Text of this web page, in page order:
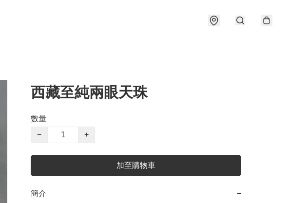
西藏至純兩眼天珠
數量
−
+
加至購物車
簡介 −